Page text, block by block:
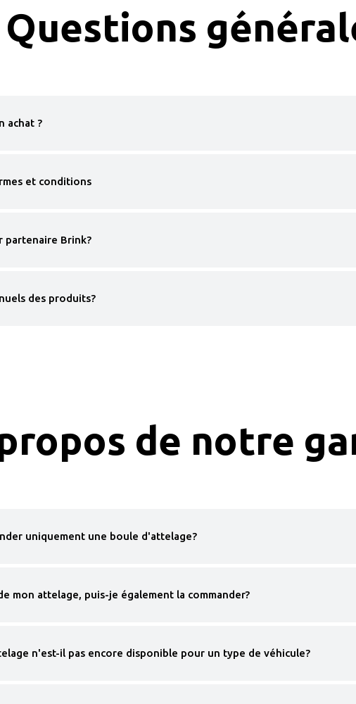
Questions
achat ?
et conditions
partenaire Brink?
des produits?
de notre
uniquement une boule d'attelage?
mon attelage, puis-je également la commander?
n'est-il pas encore disponible pour un type de véhicule?